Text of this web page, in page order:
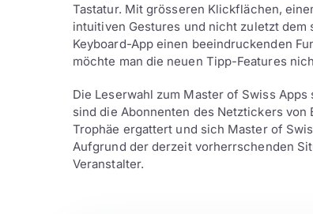
Tastatur. Mit grösseren Klickflächen,
intuitiven Gestures und nicht zuletzt
Keyboard-App einen beeindruckenden
möchte man die neuen Tipp-Features
Die Leserwahl zum Master of Swiss
sind die Abonnenten des Netztickers
Trophäe ergattert und sich Master of
Aufgrund der derzeit vorherrschenden
Veranstalter.